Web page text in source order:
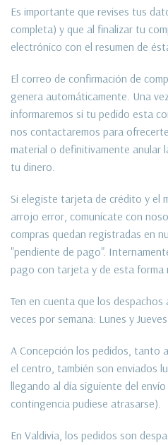
Es importante que revises tus
completa) y que al finalizar tu
electrónico con el resumen de
El correo de confirmación de
genera automáticamente. Una
informaremos si tu pedido esta
nos contactaremos para
material o definitivamente anular
tu dinero.
Si elegiste tarjeta de crédito y el
arrojo error, comunícate con
compras quedan registradas en
"pendiente de pago".
pago con tarjeta y de esta forma
Ten en cuenta que los
veces por semana: Lunes y
A Concepción los pedidos, tanto
el centro, también son enviados
llegando al día siguiente del
contingencia pudiese atrasarse).
En Valdivia, los pedidos son